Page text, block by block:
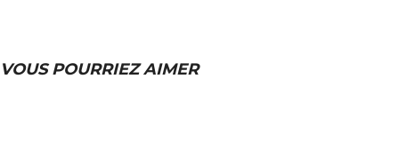
VOUS POURRIEZ AIMER